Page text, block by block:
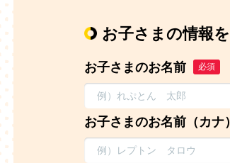
お子さまの情報
お子さまのお名前 必須
お子さまのお名前（カナ）